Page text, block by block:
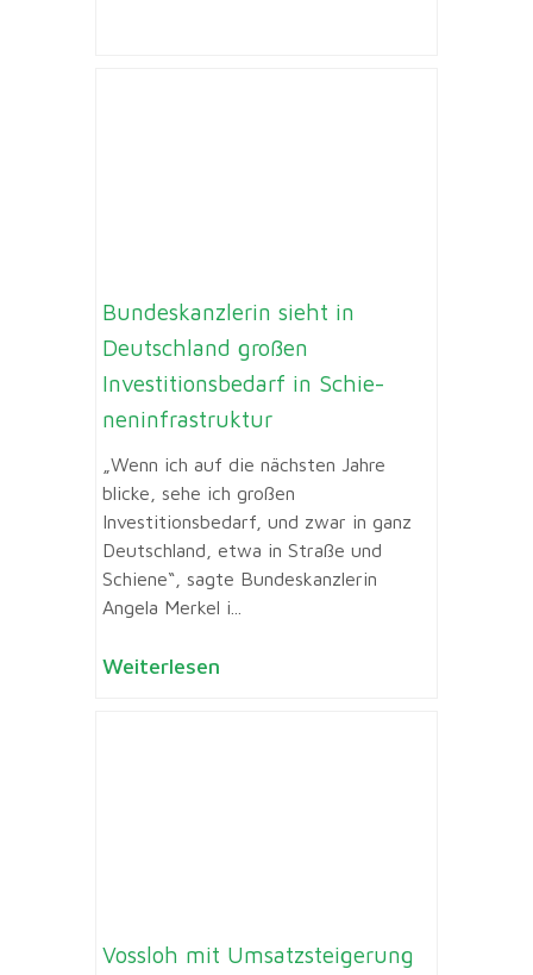
Bundeskanzlerin sieht in
Deutschland großen
Investitionsbedarf in Schie-
neninfrastruktur
„Wenn ich auf die nächsten Jahre
blicke, sehe ich großen
Investitionsbedarf, und zwar in ganz
Deutschland, etwa in Straße und
Schiene“, sagte Bundeskanzlerin
Angela Merkel i...
Weiterlesen
Vossloh mit Umsatzsteigerung